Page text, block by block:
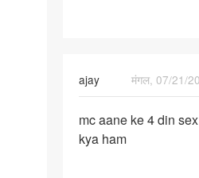
ajay
मंगल, 07/21/
mc
aane
mc aane ke 4 din
kya ham